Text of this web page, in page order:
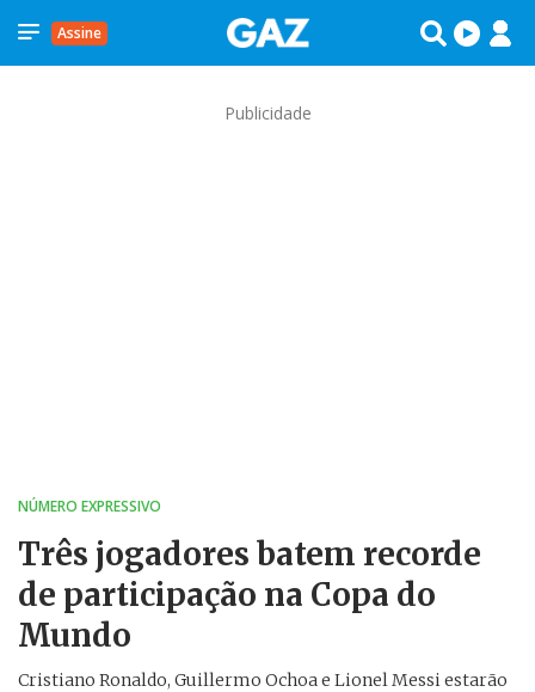
Assine
Publicidade
NÚMERO EXPRESSIVO
Três jogadores batem recorde
de participação na Copa do
Mundo
Cristiano Ronaldo, Guillermo Ochoa e Lionel Messi estarão